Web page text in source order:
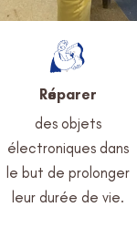
Réparer
des objets
électroniques dans
le but de prolonger
leur durée de vie.